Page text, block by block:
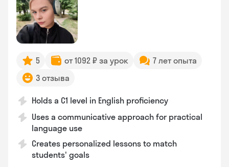
5 от 1092 ₽ за урок
7 лет опыта
3 отзыва
Holds a C1 level in English proficiency
Uses a communicative approach for practical
language use
Creates personalized lessons to match
students' goals